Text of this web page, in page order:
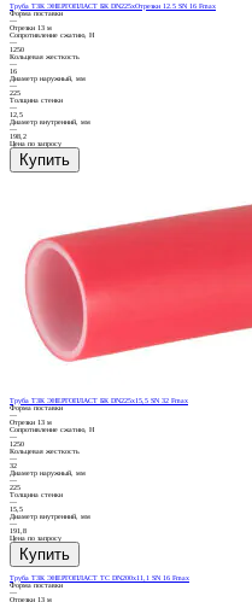
Труба ТЗК ЭНЕРГОПЛАСТ БК DN225хОтрезки 12.5 SN 16 Fmax
Форма поставки
—
Отрезки 13 м
Сопротивление сжатию, Н
—
1250
Кольцевая жесткость
—
16
Диаметр наружный, мм
—
225
Толщина стенки
—
12,5
Диаметр внутренний, мм
—
198,2
Цена по запросу
Труба ТЗК ЭНЕРГОПЛАСТ БК DN225х15,5 SN 32 Fmax
Форма поставки
—
Отрезки 13 м
Сопротивление сжатию, Н
—
1250
Кольцевая жесткость
—
32
Диаметр наружный, мм
—
225
Толщина стенки
—
15,5
Диаметр внутренний, мм
—
191,8
Цена по запросу
Труба ТЗК ЭНЕРГОПЛАСТ ТС DN200х11,1 SN 16 Fmax
Форма поставки
—
Отрезки 13 м